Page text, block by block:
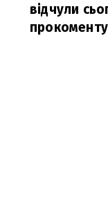
відчули